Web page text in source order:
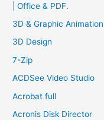
f
o
| Office & PDF.
3D & Graphic Animation
3D Design
7-Zip
ACDSee Video Studio
Acrobat full
Acronis Disk Director